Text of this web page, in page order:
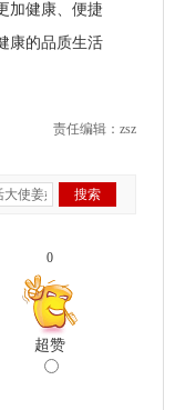
加健康、便捷
康的品质生活
责任编辑：zsz
0
超赞